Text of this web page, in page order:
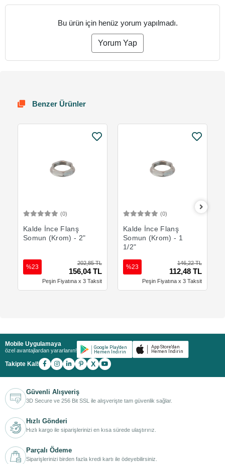
Bu ürün için henüz yorum yapılmadı.
Yorum Yap
Benzer Ürünler
(0)
Kalde İnce Flanş
Somun (Krom) - 2"
202,85 TL
156,04 TL
%23
Peşin Fiyatına x 3 Taksit
(0)
Kalde İnce Flanş
Somun (Krom) - 1
1/2"
146,22 TL
112,48 TL
%23
Peşin Fiyatına x 3 Taksit
Mobile Uygulamaya
özel avantajlardan yararlanın!
Takipte Kal! X
Güvenli Alışveriş
3D Secure ve 256 Bit SSL ile alışverişte tam güvenlik sağlar.
Hızlı Gönderi
Hızlı kargo ile siparişlerinizi en kısa sürede ulaştırırız.
Parçalı Ödeme
Siparişlerinizi birden fazla kredi kartı ile ödeyebilirsiniz.